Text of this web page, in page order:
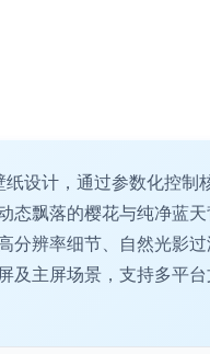
设计，通过参数化控制
态飘落的樱花与纯净蓝
分辨率细节、自然光影
及主屏场景，支持多平